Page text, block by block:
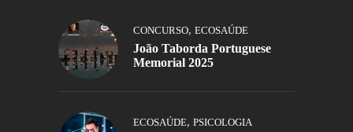
CONCURSO, ECOSAÚDE
João Taborda Portuguese
Memorial 2025
ECOSAÚDE, PSICOLOGIA